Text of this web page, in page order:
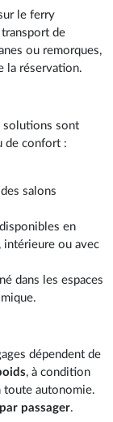
le ferry
de
ou remorques,
la réservation.
solutions sont
de confort :
salons
en
ou avec
dans les espaces
dépendent de
, à condition
toute autonomie.
passager.